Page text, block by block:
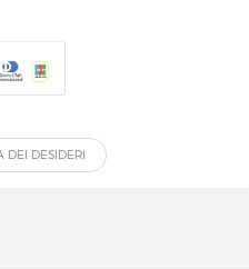
DESIDERI